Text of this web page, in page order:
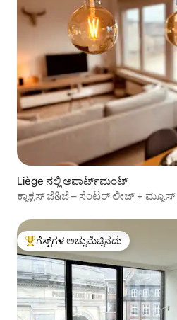
Liège ನಲ್ಲಿ ಅಪಾರ್ಟ್‌ಮಂಟ್
ಕ್ಯಾಕ್ಟಸ್ ಜೆ&ಜೆ – ಸೆಂಟರ್ ಲೀಜ್ +
ಗೆಸ್ಟ್‌ಗಳಿಗೆ ಅತಿ ಹೆಚ್ಚು ಅಚ್ಚುಮೆಚ್ಚಿನದು
ಗೆಸ್ಟ್‌ಗಳ ಅಚ್ಚುಮೆಚ್ಚಿನದು